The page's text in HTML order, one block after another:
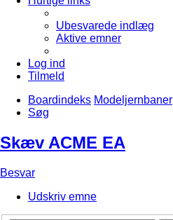
Ubesvarede indlæg
Aktive emner
Log ind
Tilmeld
Boardindeks Modeljernbaner
Søg
Skæv ACME EA
Besvar
Udskriv emne